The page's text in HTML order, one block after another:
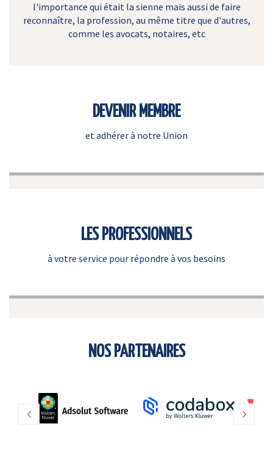
l'importance qui était la sienne mais aussi de faire
reconnaître, la profession, au même titre que d'autres,
comme les avocats, notaires, etc
DEVENIR MEMBRE
et adhérer à notre Union
LES PROFESSIONNELS
à votre service pour répondre à vos besoins
NOS PARTENAIRES